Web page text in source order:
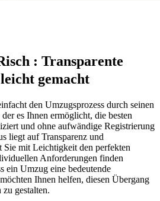
: Transparente
gemacht
den Umzugsprozess durch seinen
es Ihnen ermöglicht, die besten
und ohne aufwändige Registrierung
liegt auf Transparenz und
mit Leichtigkeit den perfekten
Anforderungen finden
ein Umzug eine bedeutende
Ihnen helfen, diesen Übergang
gestalten.